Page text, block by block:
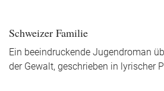
Schweizer Familie
Ein beeindruckende Jugendroman
der Gewalt, geschrieben in lyrischer